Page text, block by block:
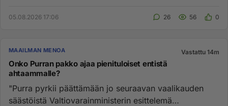
05.08.2026 17:06 26 56 0
MAAILMAN MENOA Vastattu 14m
Onko Purran pakko ajaa pienituloiset entistä
ahtaammalle?
"Purra pyrkii päättämään jo seuraavan vaalikauden
säästöistä Valtiovarainministerin esittelemä